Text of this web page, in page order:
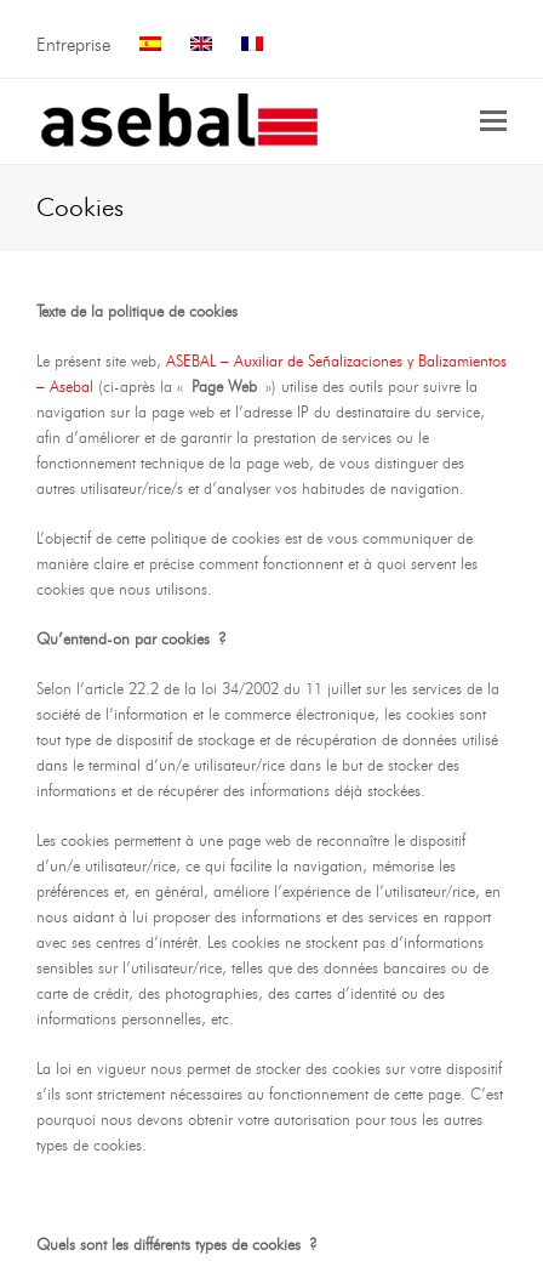
Entreprise
Cookies
Texte de la politique de cookies
Le présent site web, ASEBAL – Auxiliar de Señalizaciones y Balizamientos
– Asebal (ci-après la « Page Web ») utilise des outils pour suivre la
navigation sur la page web et l’adresse IP du destinataire du service,
afin d’améliorer et de garantir la prestation de services ou le
fonctionnement technique de la page web, de vous distinguer des
autres utilisateur/rice/s et d’analyser vos habitudes de navigation.
L’objectif de cette politique de cookies est de vous communiquer de
manière claire et précise comment fonctionnent et à quoi servent les
cookies que nous utilisons.
Qu’entend-on par cookies ?
Selon l’article 22.2 de la loi 34/2002 du 11 juillet sur les services de la
société de l’information et le commerce électronique, les cookies sont
tout type de dispositif de stockage et de récupération de données utilisé
dans le terminal d’un/e utilisateur/rice dans le but de stocker des
informations et de récupérer des informations déjà stockées.
Les cookies permettent à une page web de reconnaître le dispositif
d’un/e utilisateur/rice, ce qui facilite la navigation, mémorise les
préférences et, en général, améliore l’expérience de l’utilisateur/rice, en
nous aidant à lui proposer des informations et des services en rapport
avec ses centres d’intérêt. Les cookies ne stockent pas d’informations
sensibles sur l’utilisateur/rice, telles que des données bancaires ou de
carte de crédit, des photographies, des cartes d’identité ou des
informations personnelles, etc.
La loi en vigueur nous permet de stocker des cookies sur votre dispositif
s’ils sont strictement nécessaires au fonctionnement de cette page. C’est
pourquoi nous devons obtenir votre autorisation pour tous les autres
types de cookies.
Quels sont les différents types de cookies ?